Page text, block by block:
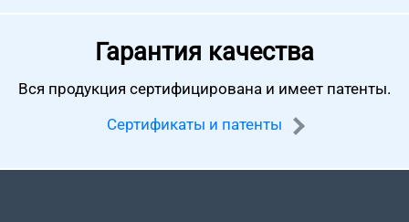
Гарантия качества
Вся продукция сертифицирована и имеет патенты.
Сертификаты и патенты